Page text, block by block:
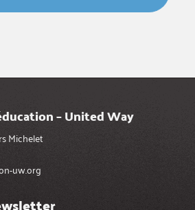
– United Way
Michelet
uw.org